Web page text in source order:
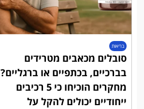
בריאות
סובלים מכאבים מטרידים
בברכיים, בכתפיים או ברגליים?
מחקרים הוכיחו כי 5 רכיבים
ייחודיים יכולים להקל על